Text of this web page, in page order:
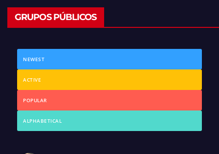
GRUPOS PÚBLICOS
NEWEST
ACTIVE
POPULAR
ALPHABETICAL